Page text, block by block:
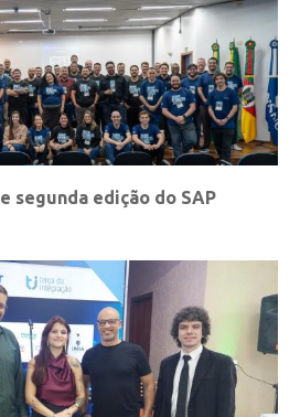
segunda edição do SAP